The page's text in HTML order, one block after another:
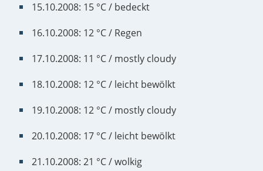
15.10.2008: 15 °C / bedeckt
16.10.2008: 12 °C / Regen
17.10.2008: 11 °C / mostly cloudy
18.10.2008: 12 °C / leicht bewölkt
19.10.2008: 12 °C / mostly cloudy
20.10.2008: 17 °C / leicht bewölkt
21.10.2008: 21 °C / wolkig